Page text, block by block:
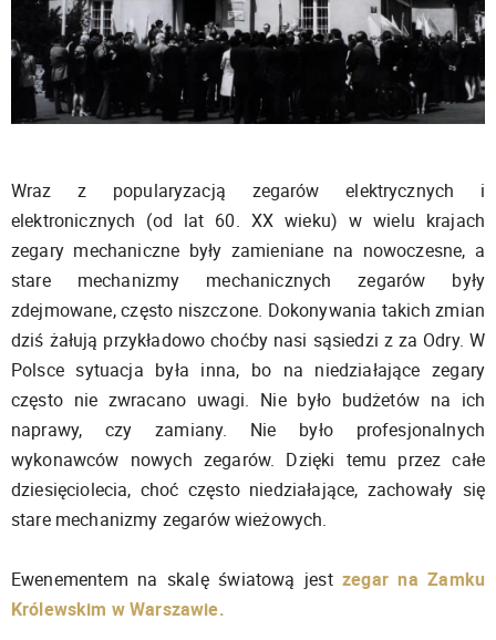
Wraz z popularyzacją zegarów elektrycznych i
elektronicznych (od lat 60. XX wieku) w wielu krajach
zegary mechaniczne były zamieniane na nowoczesne, a
stare mechanizmy mechanicznych zegarów były
zdejmowane, często niszczone. Dokonywania takich zmian
dziś żałują przykładowo choćby nasi sąsiedzi z za Odry. W
Polsce sytuacja była inna, bo na niedziałające zegary
często nie zwracano uwagi. Nie było budżetów na ich
naprawy, czy zamiany. Nie było profesjonalnych
wykonawców nowych zegarów. Dzięki temu przez całe
dziesięciolecia, choć często niedziałające, zachowały się
stare mechanizmy zegarów wieżowych.
Ewenementem na skalę światową jest zegar na Zamku
Królewskim w Warszawie.